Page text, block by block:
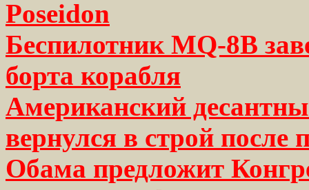
Poseidon
Беспилотник MQ-8B
борта корабля
Американский
вернулся в строй после
Обама предложит